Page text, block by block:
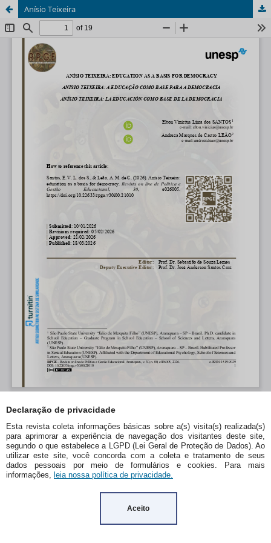
Declaração de privacidade
Esta revista coleta informações básicas sobre a(s) visita(s) realizada(s)
para aprimorar a experiência de navegação dos visitantes deste site,
segundo o que estabelece a LGPD (Lei Geral de Proteção de Dados). Ao
utilizar este site, você concorda com a coleta e tratamento de seus
dados pessoais por meio de formulários e cookies. Para mais
informações, leia nossa política de privacidade.
Aceito
Anísio Teixeira